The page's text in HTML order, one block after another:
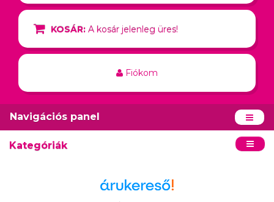
KOSÁR: A kosár jelenleg üres!
Fiókom
Navigációs panel
Kategóriák